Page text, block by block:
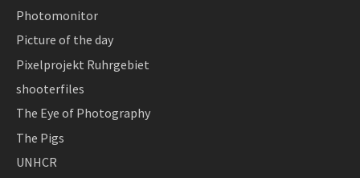
Photomonitor
Picture of the day
Pixelprojekt Ruhrgebiet
shooterfiles
The Eye of Photography
The Pigs
UNHCR